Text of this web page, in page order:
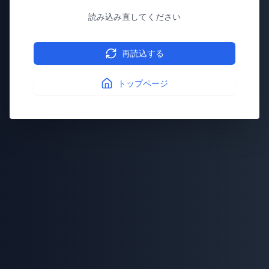
読み込み直してください
再読込する
トップページ